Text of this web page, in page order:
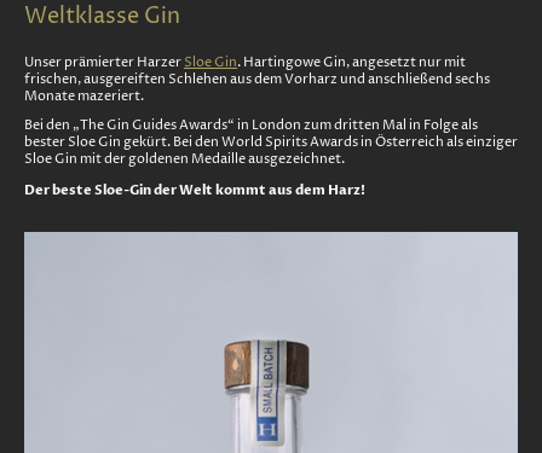
Weltklasse Gin
Unser prämierter Harzer Sloe Gin. Hartingowe Gin, angesetzt nur mit
frischen, ausgereiften Schlehen aus dem Vorharz und anschließend sechs
Monate mazeriert.
Bei den „The Gin Guides Awards“ in London zum dritten Mal in Folge als
bester Sloe Gin gekürt. Bei den World Spirits Awards in Österreich als einziger
Sloe Gin mit der goldenen Medaille ausgezeichnet.
Der beste Sloe-Gin der Welt kommt aus dem Harz!